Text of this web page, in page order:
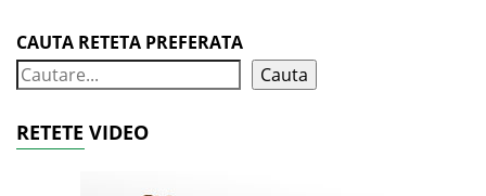
CAUTA RETETA PREFERATA
Cauta
RETETE VIDEO